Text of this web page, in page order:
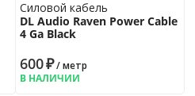
Силовой кабель
DL Audio Raven Power Cable
4 Ga Black
600₽/ метр
В НАЛИЧИИ